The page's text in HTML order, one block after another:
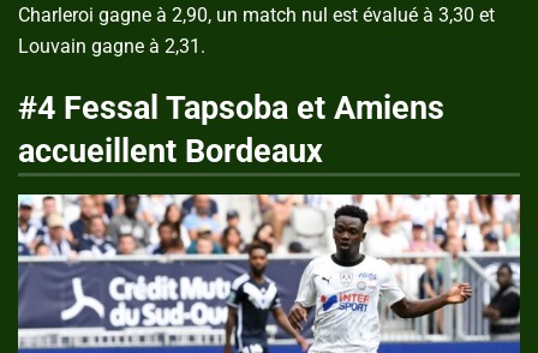
Charleroi gagne à 2,90, un match nul est évalué à 3,30 et
Louvain gagne à 2,31.
#4 Fessal Tapsoba et Amiens
accueillent Bordeaux